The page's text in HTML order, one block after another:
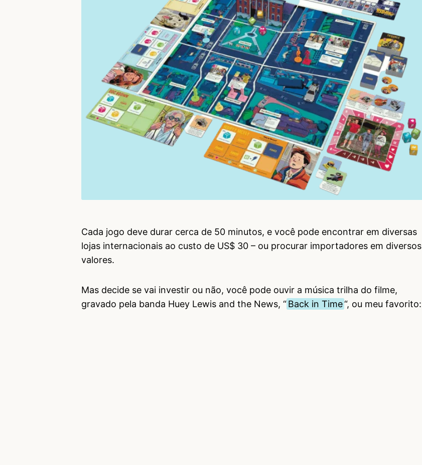
Cada jogo deve durar cerca de 50 minutos, e você pode encontrar em diversas
lojas internacionais ao custo de US$ 30 – ou procurar importadores em diversos
valores.
Mas decide se vai investir ou não, você pode ouvir a música trilha do filme,
gravado pela banda Huey Lewis and the News, “Back in Time“, ou meu favorito: